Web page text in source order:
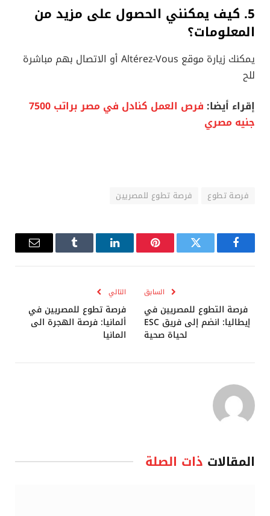
5. كيف يمكنني الحصول على مزيد من
المعلومات؟
يمكنك زيارة موقع Altérez-Vous أو الاتصال بهم مباشرة
للح
إقراء أيضا:
فرص العمل كنادل في مصر براتب 7500
جنيه مصري
فرصة تطوع فرصة تطوع للمصريين
فيسبوك تويتر بينتيريستلينكدإن Tumblr
البريد
السابق
فرصة التطوع للمصريين في
إيطاليا: انضم إلى فريق ESC
لحياة صحية
التالي
فرصة تطوع للمصريين في
ألمانيا: فرصة الهجرة الى
المانيا
المقالات ذات الصلة